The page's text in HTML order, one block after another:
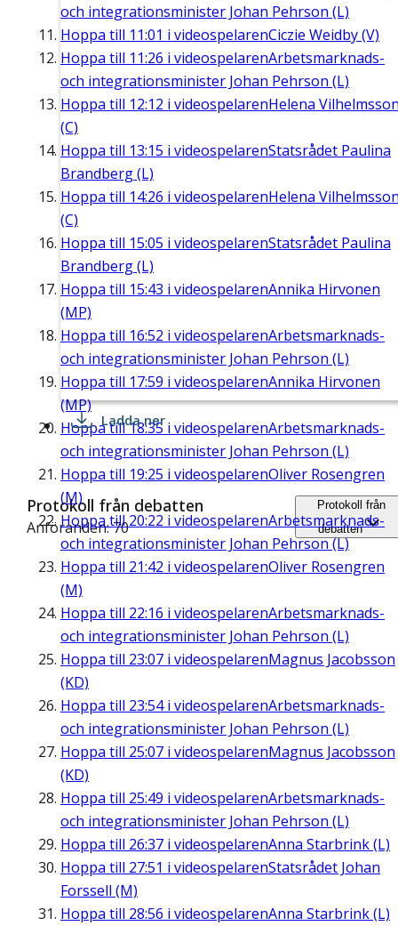
och integrationsminister Johan Pehrson (L)
Hoppa till 11:01 i videospelarenCiczie Weidby (V)
Hoppa till 11:26 i videospelarenArbetsmarknads-
och integrationsminister Johan Pehrson (L)
Hoppa till 12:12 i videospelarenHelena
(C)
Hoppa till 13:15 i videospelarenStatsrådet Paulina
Brandberg (L)
Hoppa till 14:26 i videospelarenHelena
(C)
Hoppa till 15:05 i videospelarenStatsrådet Paulina
Brandberg (L)
Hoppa till 15:43 i videospelarenAnnika Hirvonen
(MP)
Hoppa till 16:52 i videospelarenArbetsmarknads-
och integrationsminister Johan Pehrson (L)
Hoppa till 17:59 i videospelarenAnnika Hirvonen
(MP)
Hoppa till18:35 i videospelarenArbetsmarknads-
och integrationsminister Johan Pehrson (L)
Hoppa till 19:25 i videospelarenOliver Rosengren
(M)
Hoppa till20:22 i videospelarenArbetsmarknads-
och integrationsminister Johan Pehrson (L)
Hoppa till 21:42 i videospelarenOliver Rosengren
(M)
Hoppa till 22:16 i videospelarenArbetsmarknads-
och integrationsminister Johan Pehrson (L)
Hoppa till 23:07 i videospelarenMagnus Jacobsson
(KD)
Hoppa till 23:54i videospelarenArbetsmarknads-
och integrationsminister Johan Pehrson (L)
Hoppa till 25:07 i videospelarenMagnus Jacobsson
(KD)
Hoppa till 25:49 i videospelarenArbetsmarknads-
och integrationsminister Johan Pehrson (L)
Hoppa till 26:37 i videospelarenAnna Starbrink (L)
Hoppa till 27:51 i videospelarenStatsrådet Johan
Forssell (M)
Hoppa till 28:56 i videospelarenAnna Starbrink (L)
Ladda ner
Protokoll från debatten
Anföranden: 70
Protokoll från
debatten